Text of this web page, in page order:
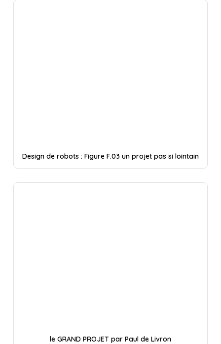
Design de robots : Figure F.03 un projet pas si lointain
le GRAND PROJET par Paul de Livron